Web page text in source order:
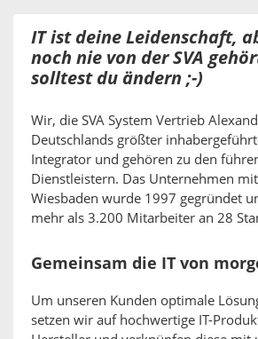
IT ist deine Leidenschaft,
noch nie von der SVA
solltest du ändern ;-)
Wir, die SVA System Vertrieb
Deutschlands größter
Integrator und gehören zu den
Dienstleistern. Das Unternehmen
Wiesbaden wurde 1997 gegründet
mehr als 3.200 Mitarbeiter an 28
Gemeinsam die IT von
Um unseren Kunden optimale
setzen wir auf hochwertige IT-